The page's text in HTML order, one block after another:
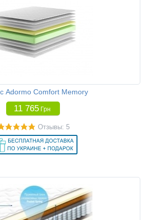
Adormo Comfort Memory
11 765 Грн
Отзывы: 5